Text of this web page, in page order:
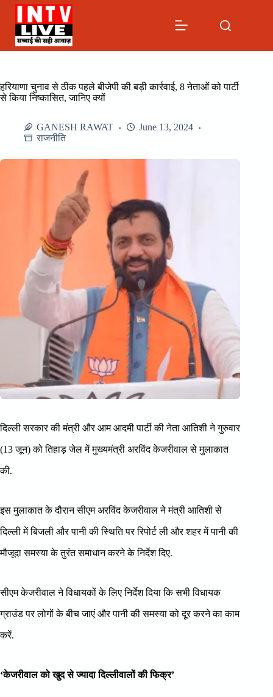
Skip
content
हरियाणा चुनाव से ठीक पहले बीजेपी की बड़ी कार्रवाई, 8 नेताओं को पार्टी
से किया निष्कासित, जानिए क्यों
GANESH RAWAT
June 13, 2024
राजनीति
दिल्ली सरकार की मंत्री और आम आदमी पार्टी की नेता आतिशी ने गुरुवार
(13 जून) को तिहाड़ जेल में मुख्यमंत्री अरविंद केजरीवाल से मुलाकात
की.
इस मुलाकात के दौरान सीएम अरविंद केजरीवाल ने मंत्री आतिशी से
दिल्ली में बिजली और पानी की स्थिति पर रिपोर्ट ली और शहर में पानी की
मौजूदा समस्या के तुरंत समाधान करने के निर्देश दिए.
सीएम केजरीवाल ने विधायकों के लिए निर्देश दिया कि सभी विधायक
ग्राउंड पर लोगों के बीच जाएं और पानी की समस्या को दूर करने का काम
करें.
‘केजरीवाल को खुद से ज्यादा दिल्लीवालों की फिक्र’